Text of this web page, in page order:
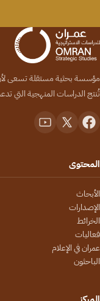
مؤسسة بحثية مستقلة تسعى لأن
تُنتج الدراسات المنهجية التي
المحتوى
الأبحاث
الإصدارات
الخرائط
فعاليات
عمران في الإعلام
الباحثون